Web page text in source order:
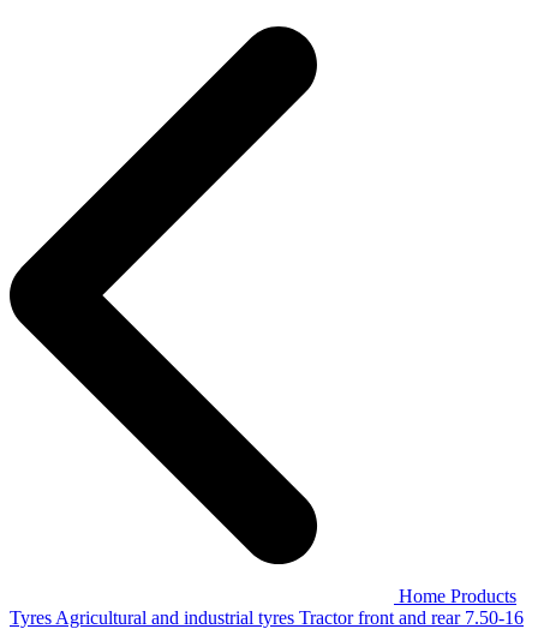
Home Products
Tyres Agricultural and industrial tyres Tractor front and rear 7.50-16